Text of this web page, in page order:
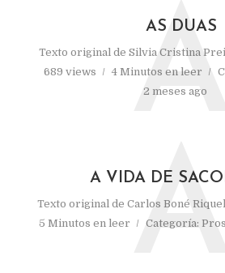
AS DUAS
Texto original de Silvia Cristina
689 views
4 Minutos en leer
2 meses ago
A VIDA DE
Texto original de Carlos Boné
5 Minutos en leer
Categoría: